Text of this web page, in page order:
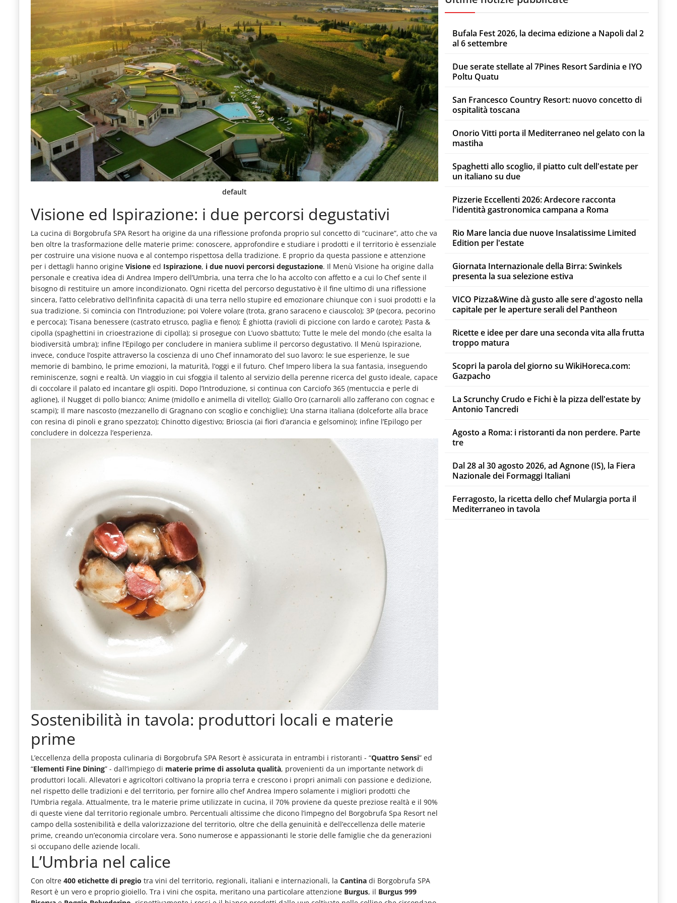
default
Visione ed Ispirazione: i due percorsi degustativi
La cucina di Borgobrufa SPA Resort ha origine da una riflessione profonda proprio sul concetto di “cucinare”, atto che va
ben oltre la trasformazione delle materie prime: conoscere, approfondire e studiare i prodotti e il territorio è essenziale
per costruire una visione nuova e al contempo rispettosa della tradizione. E proprio da questa passione e attenzione
per i dettagli hanno origine Visione ed Ispirazione, i due nuovi percorsi degustazione. Il Menù Visione ha origine dalla
personale e creativa idea di Andrea Impero dell’Umbria, una terra che lo ha accolto con affetto e a cui lo Chef sente il
bisogno di restituire un amore incondizionato. Ogni ricetta del percorso degustativo è il fine ultimo di una riflessione
sincera, l’atto celebrativo dell’infinita capacità di una terra nello stupire ed emozionare chiunque con i suoi prodotti e la
sua tradizione. Si comincia con l’Introduzione; poi Volere volare (trota, grano saraceno e ciauscolo); 3P (pecora, pecorino
e percoca); Tisana benessere (castrato etrusco, paglia e fieno); È ghiotta (ravioli di piccione con lardo e carote); Pasta &
cipolla (spaghettini in crioestrazione di cipolla); si prosegue con L’uovo sbattuto; Tutte le mele del mondo (che esalta la
biodiversità umbra); infine l’Epilogo per concludere in maniera sublime il percorso degustativo. Il Menù Ispirazione,
invece, conduce l’ospite attraverso la coscienza di uno Chef innamorato del suo lavoro: le sue esperienze, le sue
memorie di bambino, le prime emozioni, la maturità, l’oggi e il futuro. Chef Impero libera la sua fantasia, inseguendo
reminiscenze, sogni e realtà. Un viaggio in cui sfoggia il talento al servizio della perenne ricerca del gusto ideale, capace
di coccolare il palato ed incantare gli ospiti. Dopo l’Introduzione, si continua con Carciofo 365 (mentuccia e perle di
aglione), il Nugget di pollo bianco; Anime (midollo e animella di vitello); Giallo Oro (carnaroli allo zafferano con cognac e
scampi); Il mare nascosto (mezzanello di Gragnano con scoglio e conchiglie); Una starna italiana (dolceforte alla brace
con resina di pinoli e grano spezzato); Chinotto digestivo; Brioscia (ai fiori d’arancia e gelsomino); infine l’Epilogo per
concludere in dolcezza l’esperienza.
Sostenibilità in tavola: produttori locali e materie
prime
L’eccellenza della proposta culinaria di Borgobrufa SPA Resort è assicurata in entrambi i ristoranti - “Quattro Sensi” ed
“Elementi Fine Dining” - dall’impiego di materie prime di assoluta qualità, provenienti da un importante network di
produttori locali. Allevatori e agricoltori coltivano la propria terra e crescono i propri animali con passione e dedizione,
nel rispetto delle tradizioni e del territorio, per fornire allo chef Andrea Impero solamente i migliori prodotti che
l’Umbria regala. Attualmente, tra le materie prime utilizzate in cucina, il 70% proviene da queste preziose realtà e il 90%
di queste viene dal territorio regionale umbro. Percentuali altissime che dicono l’impegno del Borgobrufa Spa Resort nel
campo della sostenibilità e della valorizzazione del territorio, oltre che della genuinità e dell’eccellenza delle materie
prime, creando un’economia circolare vera. Sono numerose e appassionanti le storie delle famiglie che da generazioni
si occupano delle aziende locali.
L’Umbria nel calice
Con oltre 400 etichette di pregio tra vini del territorio, regionali, italiani e internazionali, la Cantina di Borgobrufa SPA
Resort è un vero e proprio gioiello. Tra i vini che ospita, meritano una particolare attenzione Burgus, il Burgus 999
Bufala Fest 2026, la decima edizione a Napoli dal 2
al 6 settembre
Due serate stellate al 7Pines Resort Sardinia e IYO
Poltu Quatu
San Francesco Country Resort: nuovo concetto di
ospitalità toscana
Onorio Vitti porta il Mediterraneo nel gelato con la
mastiha
Spaghetti allo scoglio, il piatto cult dell'estate per
un italiano su due
Pizzerie Eccellenti 2026: Ardecore racconta
l'identità gastronomica campana a Roma
Rio Mare lancia due nuove Insalatissime Limited
Edition per l'estate
Giornata Internazionale della Birra: Swinkels
presenta la sua selezione estiva
VICO Pizza&Wine dà gusto alle sere d'agosto nella
capitale per le aperture serali del Pantheon
Ricette e idee per dare una seconda vita alla frutta
troppo matura
Scopri la parola del giorno su WikiHoreca.com:
Gazpacho
La Scrunchy Crudo e Fichi è la pizza dell'estate by
Antonio Tancredi
Agosto a Roma: i ristoranti da non perdere. Parte
tre
Dal 28 al 30 agosto 2026, ad Agnone (IS), la Fiera
Nazionale dei Formaggi Italiani
Ferragosto, la ricetta dello chef Mulargia porta il
Mediterraneo in tavola